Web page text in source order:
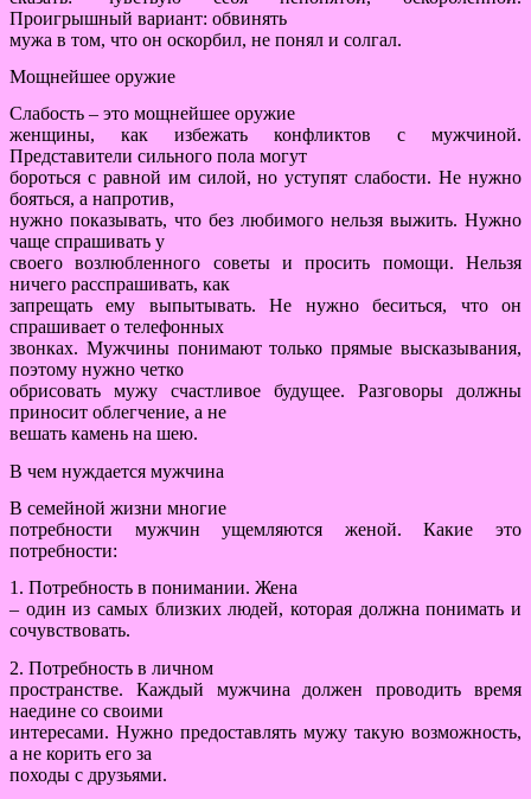
Проигрышный вариант: обвинять
мужа в том, что он оскорбил, не понял и солгал.
Мощнейшее оружие
Слабость – это мощнейшее оружие
женщины, как избежать конфликтов с мужчиной.
Представители сильного пола могут
бороться с равной им силой, но уступят слабости. Не нужно
бояться, а напротив,
нужно показывать, что без любимого нельзя выжить. Нужно
чаще спрашивать у
своего возлюбленного советы и просить помощи. Нельзя
ничего расспрашивать, как
запрещать ему выпытывать. Не нужно беситься, что он
спрашивает о телефонных
звонках. Мужчины понимают только прямые высказывания,
поэтому нужно четко
обрисовать мужу счастливое будущее. Разговоры должны
приносит облегчение, а не
вешать камень на шею.
В чем нуждается мужчина
В семейной жизни многие
потребности мужчин ущемляются женой. Какие это
потребности:
1. Потребность в понимании. Жена
– один из самых близких людей, которая должна понимать и
сочувствовать.
2. Потребность в личном
пространстве. Каждый мужчина должен проводить время
наедине со своими
интересами. Нужно предоставлять мужу такую возможность,
а не корить его за
походы с друзьями.